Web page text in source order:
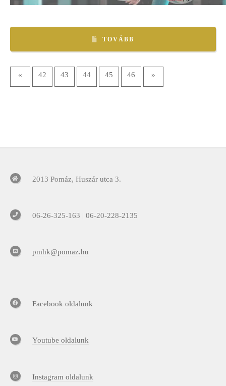
TOVÁBB
« 42 43 44 45 46 »
2013 Pomáz, Huszár utca 3.
06-26-325-163 | 06-20-228-2135
pmhk@pomaz.hu
Facebook oldalunk
Youtube oldalunk
Instagram oldalunk